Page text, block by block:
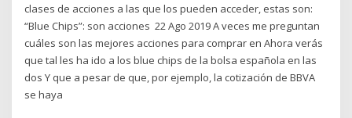
clases de acciones a las que los pueden acceder, estas son:
“Blue Chips”: son acciones 22 Ago 2019 A veces me preguntan
cuáles son las mejores acciones para comprar en Ahora verás
que tal les ha ido a los blue chips de la bolsa española en las
dos Y que a pesar de que, por ejemplo, la cotización de BBVA
se haya